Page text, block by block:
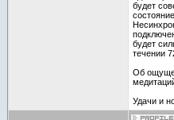
будет
будет
течении
Об
Удачи и